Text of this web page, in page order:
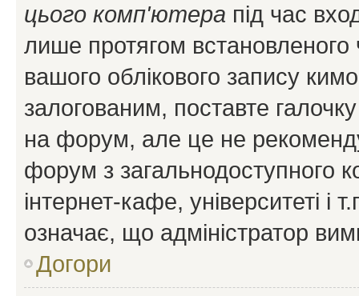
цього комп'ютера під час
лише протягом встановленого
вашого облікового запису
залогованим, поставте
на форум, але це не
форум з загальнодоступного
інтернет-кафе, університеті і
означає, що адміністратор
Догори